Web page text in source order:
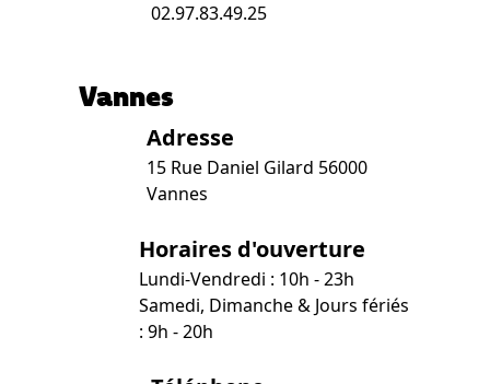
02.97.83.49.25
Vannes
Adresse
15 Rue Daniel Gilard 56000
Vannes
Horaires d'ouverture
Lundi-Vendredi : 10h - 23h
Samedi, Dimanche & Jours fériés
: 9h - 20h